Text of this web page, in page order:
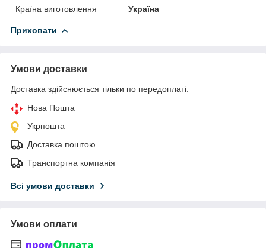
Країна виготовлення
Україна
Приховати
Умови доставки
Доставка здійснюється тільки по передоплаті.
Нова Пошта
Укрпошта
Доставка поштою
Транспортна компанія
Всі умови доставки
Умови оплати